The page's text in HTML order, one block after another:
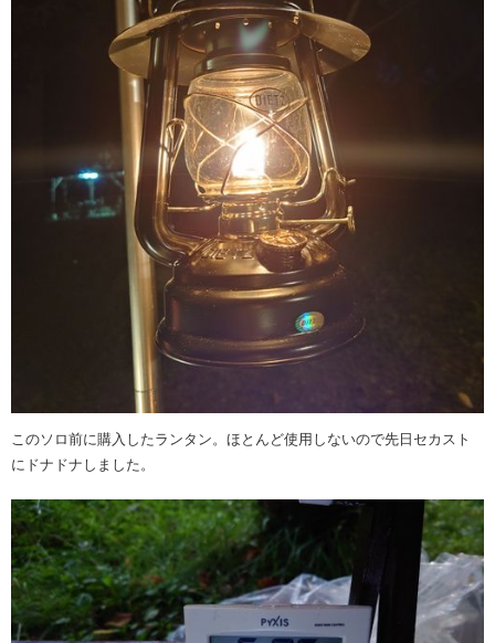
このソロ前に購入したランタン。ほとんど使用しないので先日セカスト
にドナドナしました。